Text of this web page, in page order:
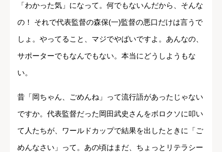
「わかった気」になって。何でもないんだから、そんな
の！ それで代表監督の森保(一)監督の悪口だけは言うで
しょ。やってること、マジでやばいですよ。あんなの、
サポーターでもなんでもない。本当にどうしようもな
い。
昔「岡ちゃん、ごめんね」って流行語があったじゃない
ですか。代表監督だった岡田武史さんをボロクソに叩い
て人たちが、ワールドカップで結果を出したときに「ご
めんなさい」って。あの頃はまだ、ちょっとリテラシー